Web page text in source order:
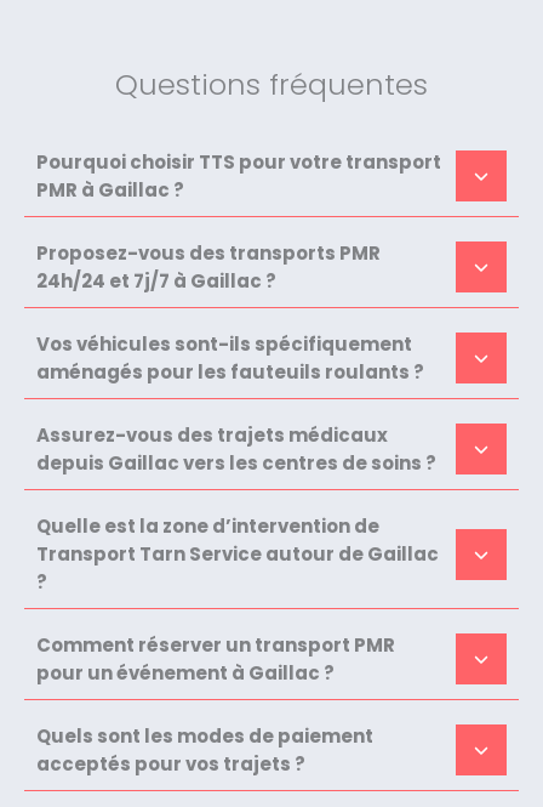
Questions fréquentes
Pourquoi choisir TTS pour votre transport
PMR à Gaillac ?
Proposez-vous des transports PMR
24h/24 et 7j/7 à Gaillac ?
Vos véhicules sont-ils spécifiquement
aménagés pour les fauteuils roulants ?
Assurez-vous des trajets médicaux
depuis Gaillac vers les centres de soins ?
Quelle est la zone d’intervention de
Transport Tarn Service autour de Gaillac
?
Comment réserver un transport PMR
pour un événement à Gaillac ?
Quels sont les modes de paiement
acceptés pour vos trajets ?